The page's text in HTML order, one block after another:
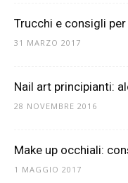
Trucchi e consigli
31 MARZO 2017
Nail art principianti:
28 NOVEMBRE 2016
Make up occhiali:
1 MAGGIO 2017